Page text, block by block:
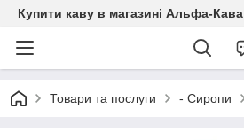
Купити каву в магазині Альфа-Кава
Товари та послуги - Сиропи